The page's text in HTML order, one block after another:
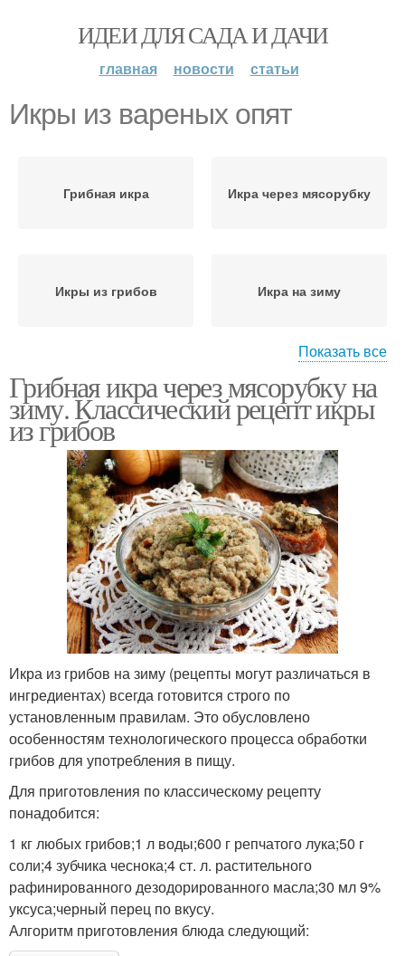
ИДЕИ ДЛЯ САДА И ДАЧИ
главная новости статьи
Икры из вареных опят
Грибная икра Икра через мясорубку
Икры из грибов Икра на зиму
Икра из свежих грибов Икра с майонезом
Икра из вареных
грибов
Икры на зиму
Икра с луком Вкусная икра
Икра из вареных опят Опёнки на зиму
Икра из подосиновиков
Показать все
Грибная икра через мясорубку на
зиму. Классический рецепт икры
из грибов
Икра из грибов на зиму (рецепты могут различаться в
ингредиентах) всегда готовится строго по
установленным правилам. Это обусловлено
особенностям технологического процесса обработки
грибов для употребления в пищу.
Для приготовления по классическому рецепту
понадобится:
1 кг любых грибов;1 л воды;600 г репчатого лука;50 г
соли;4 зубчика чеснока;4 ст. л. растительного
рафинированного дезодорированного масла;30 мл 9%
уксуса;черный перец по вкусу.
Алгоритм приготовления блюда следующий: